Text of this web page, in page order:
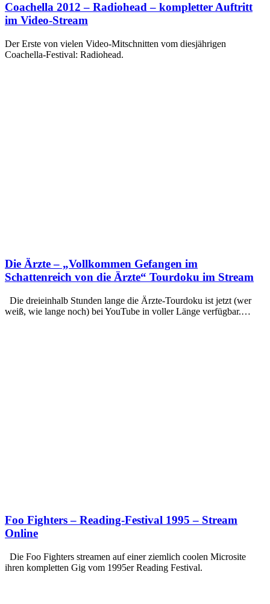
Coachella 2012 – Radiohead – kompletter Auftritt
im Video-Stream
Der Erste von vielen Video-Mitschnitten vom diesjährigen
Coachella-Festival: Radiohead.
Die Ärzte – „Vollkommen Gefangen im
Schattenreich von die Ärzte“ Tourdoku im Stream
Die dreieinhalb Stunden lange die Ärzte-Tourdoku ist jetzt (wer
weiß, wie lange noch) bei YouTube in voller Länge verfügbar.…
Foo Fighters – Reading-Festival 1995 – Stream
Online
Die Foo Fighters streamen auf einer ziemlich coolen Microsite
ihren kompletten Gig vom 1995er Reading Festival.